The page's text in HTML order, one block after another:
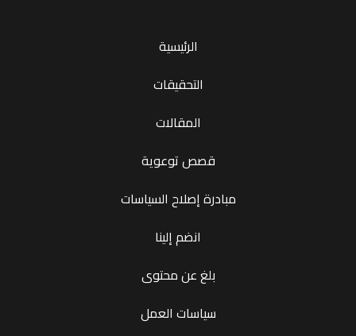
الرئيسية
التحقيقات
المقالات
قصص توعوية
مبادرة إصلاح السياسات
انضم إلينا
بلغ عن محتوى
سياسات العمل